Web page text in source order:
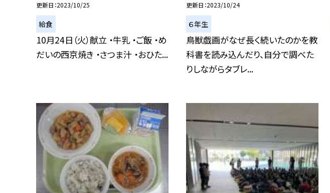
更新日 2023/10/25
給食
10月24日（火）献立 ・牛乳 ・ご飯 ・め
だいの西京焼き ・さつま汁 ・おひた...
更新日 2023/10/24
６年生
鳥獣戯画がなぜ長く続いたのかを教
科書を読み込んだり、自分で調べた
りしながらタブレ...